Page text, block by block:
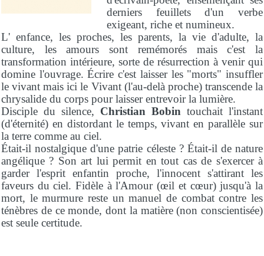
derniers feuillets d'un verbe
exigeant, riche et numineux.
L' enfance, les proches, les parents, la vie d'adulte, la
culture, les amours sont remémorés mais c'est la
transformation intérieure, sorte de résurrection à venir qui
domine l'ouvrage. Écrire c'est laisser les "morts" insuffler
le vivant mais ici le Vivant (l'au-delà proche) transcende la
chrysalide du corps pour laisser entrevoir la lumière.
Disciple du silence, Christian Bobin touchait l'instant
(d'éternité) en distordant le temps, vivant en parallèle sur
la terre comme au ciel.
Était-il nostalgique d'une patrie céleste ? Était-il de nature
angélique ? Son art lui permit en tout cas de s'exercer à
garder l'esprit enfantin proche, l'innocent s'attirant les
faveurs du ciel. Fidèle à l'Amour (œil et cœur) jusqu'à la
mort, le murmure reste un manuel de combat contre les
ténèbres de ce monde, dont la matière (non conscientisée)
est seule certitude.